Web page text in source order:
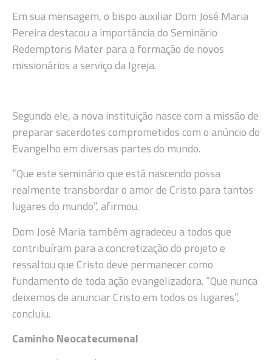
Em sua mensagem, o bispo auxiliar Dom José Maria
Pereira destacou a importância do Seminário
Redemptoris Mater para a formação de novos
missionários a serviço da Igreja.
Segundo ele, a nova instituição nasce com a missão de
preparar sacerdotes comprometidos com o anúncio do
Evangelho em diversas partes do mundo.
“Que este seminário que está nascendo possa
realmente transbordar o amor de Cristo para tantos
lugares do mundo”, afirmou.
Dom José Maria também agradeceu a todos que
contribuíram para a concretização do projeto e
ressaltou que Cristo deve permanecer como
fundamento de toda ação evangelizadora. “Que nunca
deixemos de anunciar Cristo em todos os lugares”,
concluiu.
Caminho Neocatecumenal